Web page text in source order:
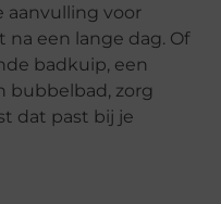
aanvulling voor
na een lange dag. Of
badkuip, een
bubbelbad, zorg
dat past bij je